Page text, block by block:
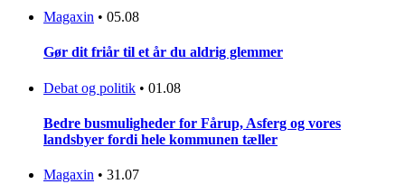
Magaxin • 05.08
Gør dit friår til et år du aldrig glemmer
Debat og politik • 01.08
Bedre busmuligheder for Fårup, Asferg og vores
landsbyer fordi hele kommunen tæller
Magaxin • 31.07